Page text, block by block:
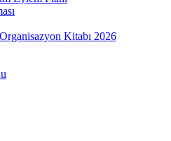
Kitabı 2026